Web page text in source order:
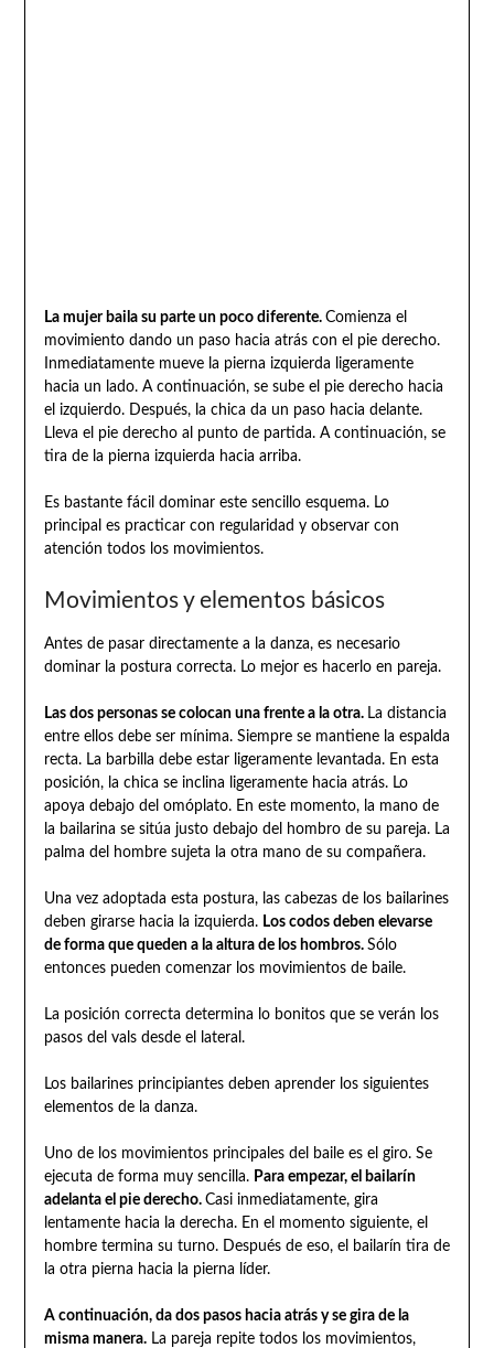
La mujer baila su parte un poco diferente. Comienza el
movimiento dando un paso hacia atrás con el pie derecho.
Inmediatamente mueve la pierna izquierda ligeramente
hacia un lado. A continuación, se sube el pie derecho hacia
el izquierdo. Después, la chica da un paso hacia delante.
Lleva el pie derecho al punto de partida. A continuación, se
tira de la pierna izquierda hacia arriba.
Es bastante fácil dominar este sencillo esquema. Lo
principal es practicar con regularidad y observar con
atención todos los movimientos.
Movimientos y elementos básicos
Antes de pasar directamente a la danza, es necesario
dominar la postura correcta. Lo mejor es hacerlo en pareja.
Las dos personas se colocan una frente a la otra. La distancia
entre ellos debe ser mínima. Siempre se mantiene la espalda
recta. La barbilla debe estar ligeramente levantada. En esta
posición, la chica se inclina ligeramente hacia atrás. Lo
apoya debajo del omóplato. En este momento, la mano de
la bailarina se sitúa justo debajo del hombro de su pareja. La
palma del hombre sujeta la otra mano de su compañera.
Una vez adoptada esta postura, las cabezas de los bailarines
deben girarse hacia la izquierda. Los codos deben elevarse
de forma que queden a la altura de los hombros. Sólo
entonces pueden comenzar los movimientos de baile.
La posición correcta determina lo bonitos que se verán los
pasos del vals desde el lateral.
Los bailarines principiantes deben aprender los siguientes
elementos de la danza.
Uno de los movimientos principales del baile es el giro. Se
ejecuta de forma muy sencilla. Para empezar, el bailarín
adelanta el pie derecho. Casi inmediatamente, gira
lentamente hacia la derecha. En el momento siguiente, el
hombre termina su turno. Después de eso, el bailarín tira de
la otra pierna hacia la pierna líder.
A continuación, da dos pasos hacia atrás y se gira de la
misma manera.La pareja repite todos los movimientos,